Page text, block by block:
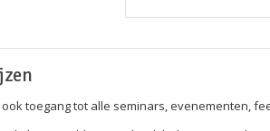
toegang tot alle seminars, evenementen,